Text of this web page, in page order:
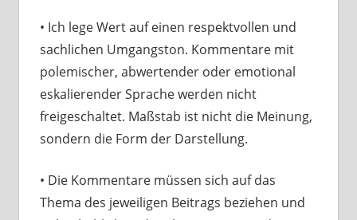
• Ich lege Wert auf einen respektvollen und
sachlichen Umgangston. Kommentare mit
polemischer, abwertender oder emotional
eskalierender Sprache werden nicht
freigeschaltet. Maßstab ist nicht die Meinung,
sondern die Form der Darstellung.
• Die Kommentare müssen sich auf das
Thema des jeweiligen Beitrags beziehen und